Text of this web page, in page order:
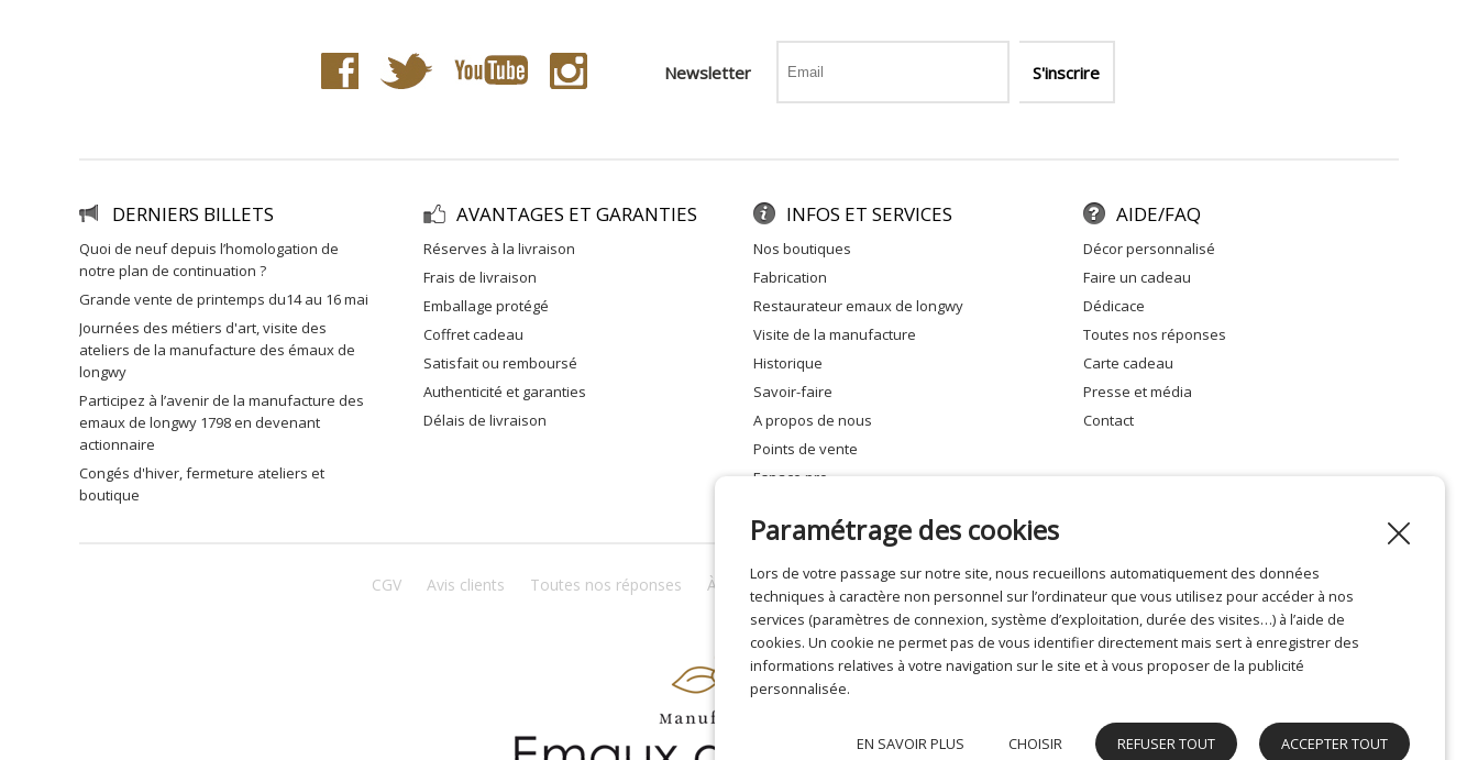
Newsletter
DERNIERS BILLETS
quoi de neuf depuis l’homologation de
notre plan de continuation ?
grande vente de printemps du14 au 16 mai
journées des métiers d'art, visite des
ateliers de la manufacture des émaux de
longwy
participez à l’avenir de la manufacture des
emaux de longwy 1798 en devenant
actionnaire
congés d'hiver, fermeture ateliers et
boutique
AVANTAGES ET GARANTIES
réserves à la livraison
frais de livraison
emballage protégé
coffret cadeau
satisfait ou remboursé
authenticité et garanties
délais de livraison
INFOS ET SERVICES
nos boutiques
fabrication
restaurateur emaux de longwy
visite de la manufacture
historique
savoir-faire
a propos de nous
points de vente
espace pro
AIDE/FAQ
décor personnalisé
faire un cadeau
dédicace
toutes nos réponses
carte cadeau
presse et média
contact
CGV Avis clients Toutes nos réponses À propos de nous Confidentialité Mentions légales
Paramétrage des cookies
Lors de votre passage sur notre site, nous recueillons automatiquement des données
techniques à caractère non personnel sur l’ordinateur que vous utilisez pour accéder à nos
services (paramètres de connexion, système d’exploitation, durée des visites…) à l’aide de
cookies. Un cookie ne permet pas de vous identifier directement mais sert à enregistrer des
informations relatives à votre navigation sur le site et à vous proposer de la publicité
personnalisée.
EN SAVOIR PLUS CHOISIR REFUSER TOUT ACCEPTER TOUT